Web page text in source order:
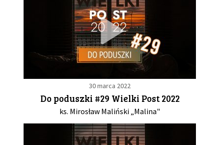
30 marca 2022
Do poduszki #29 Wielki Post 2022
ks. Mirosław Maliński „Malina"